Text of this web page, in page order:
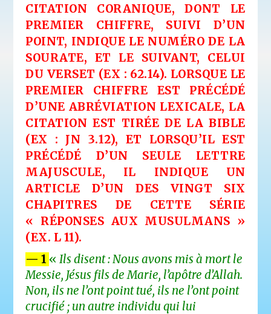
CITATION CORANIQUE, DONT LE
PREMIER CHIFFRE, SUIVI D’UN
POINT, INDIQUE LE NUMÉRO DE LA
SOURATE, ET LE SUIVANT, CELUI
DU VERSET (EX : 62.14). LORSQUE LE
PREMIER CHIFFRE EST PRÉCÉDÉ
D’UNE ABRÉVIATION LEXICALE, LA
CITATION EST TIRÉE DE LA BIBLE
(EX : JN 3.12), ET LORSQU’IL EST
PRÉCÉDÉ D’UN SEULE LETTRE
MAJUSCULE, IL INDIQUE UN
ARTICLE D’UN DES VINGT SIX
CHAPITRES DE CETTE SÉRIE
« RÉPONSES AUX MUSULMANS »
(EX. L 11).
— 1 «Ils disent : Nous avons mis à mort le
Messie, Jésus fils de Marie, l’apôtre d’Allah.
Non, ils ne l’ont point tué, ils ne l’ont point
crucifié ; un autre individu qui lui